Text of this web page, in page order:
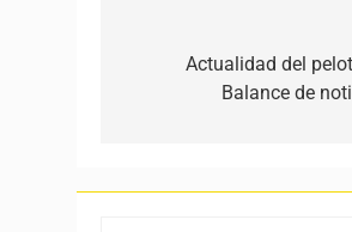
Actualidad del
Balance de